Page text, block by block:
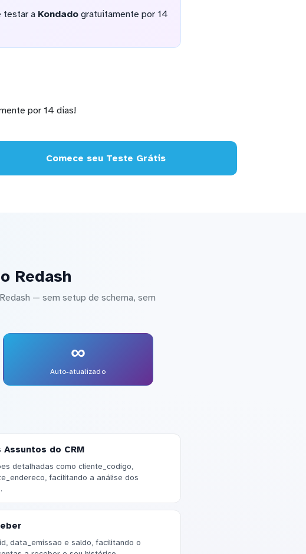
testar a Kondadogratuitamente por 14
por 14 dias!
Comece seu Teste Grátis
Redash
— sem setup de schema, sem
∞
Auto-atualizado
do CRM
detalhadas como cliente_codigo,
facilitando a análise dos
data_emissao e saldo, facilitando o